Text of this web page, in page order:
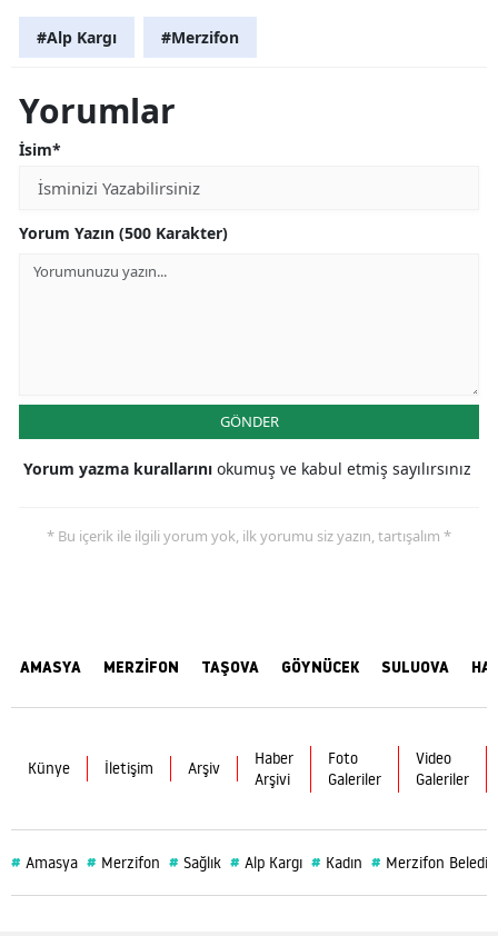
#Alp Kargı #Merzifon
Yorumlar
İsim*
Yorum Yazın (500 Karakter)
GÖNDER
Yorum yazma kurallarını okumuş ve kabul etmiş sayılırsınız
* Bu içerik ile ilgili yorum yok, ilk yorumu siz yazın, tartışalım *
AMASYA MERZİFON TAŞOVA GÖYNÜCEK SULUOVA
Künye İletişim Arşiv
Haber
Arşivi
Foto
Galeriler
Video
Galeriler
# Amasya # Merzifon # Sağlık # Alp Kargı # Kadın # Merzifon